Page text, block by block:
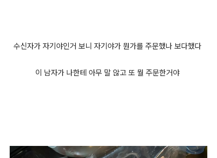
수신자가 자기야인거 보니 자기야가 뭔가를 주문했나 보다했다
이 남자가 나한테 아무 말 않고 또 뭘 주문한거야